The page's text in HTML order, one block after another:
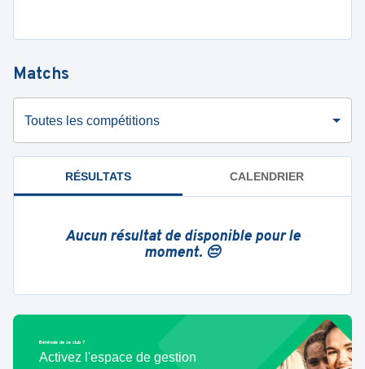
Matchs
Toutes les compétitions
RÉSULTATS CALENDRIER
Aucun résultat de disponible pour le
moment. 😔
Bénévole de ce club ?
Activez l'espace de gestion